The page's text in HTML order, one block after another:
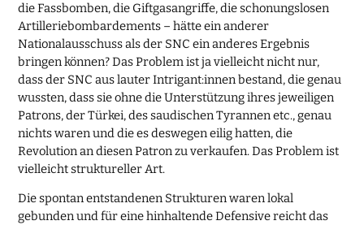
die Fassbomben, die Giftgasangriffe, die schonungslosen
Artilleriebombardements – hätte ein anderer
Nationalausschuss als der SNC ein anderes Ergebnis
bringen können? Das Problem ist ja vielleicht nicht nur,
dass der SNC aus lauter Intrigant:innen bestand, die genau
wussten, dass sie ohne die Unterstützung ihres jeweiligen
Patrons, der Türkei, des saudischen Tyrannen etc., genau
nichts waren und die es deswegen eilig hatten, die
Revolution an diesen Patron zu verkaufen. Das Problem ist
vielleicht struktureller Art.
Die spontan entstandenen Strukturen waren lokal
gebunden und für eine hinhaltende Defensive reicht das